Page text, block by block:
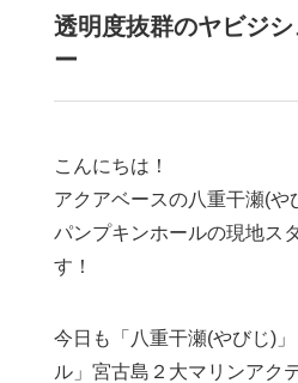
透明度抜群のヤビジ
ー
こんにちは！
アクアベースの八重干瀬(や
パンプキンホールの現地ス
す！
今日も「八重干瀬(やびじ)
ル」宮古島２大マリンアク